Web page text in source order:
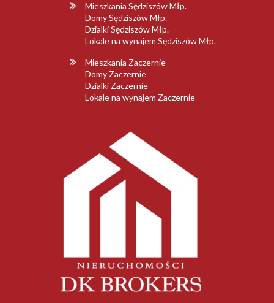
Mieszkania Sędziszów Młp.
Domy Sędziszów Młp.
Dzialki Sędziszów Młp.
Lokale na wynajem Sędziszów Młp.
Mieszkania Zaczernie
Domy Zaczernie
Dzialki Zaczernie
Lokale na wynajem Zaczernie